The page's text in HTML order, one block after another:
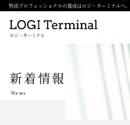
物流プロフェッショナルの養成はロジ・ターミナルへ。
ロジ・ターミナル
新着情報
News